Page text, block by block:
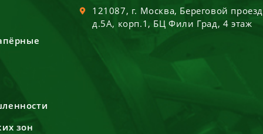
зон
121087, г. Москва, Береговой проезд
д.5А, корп.1, БЦ Фили Град, 4 этаж